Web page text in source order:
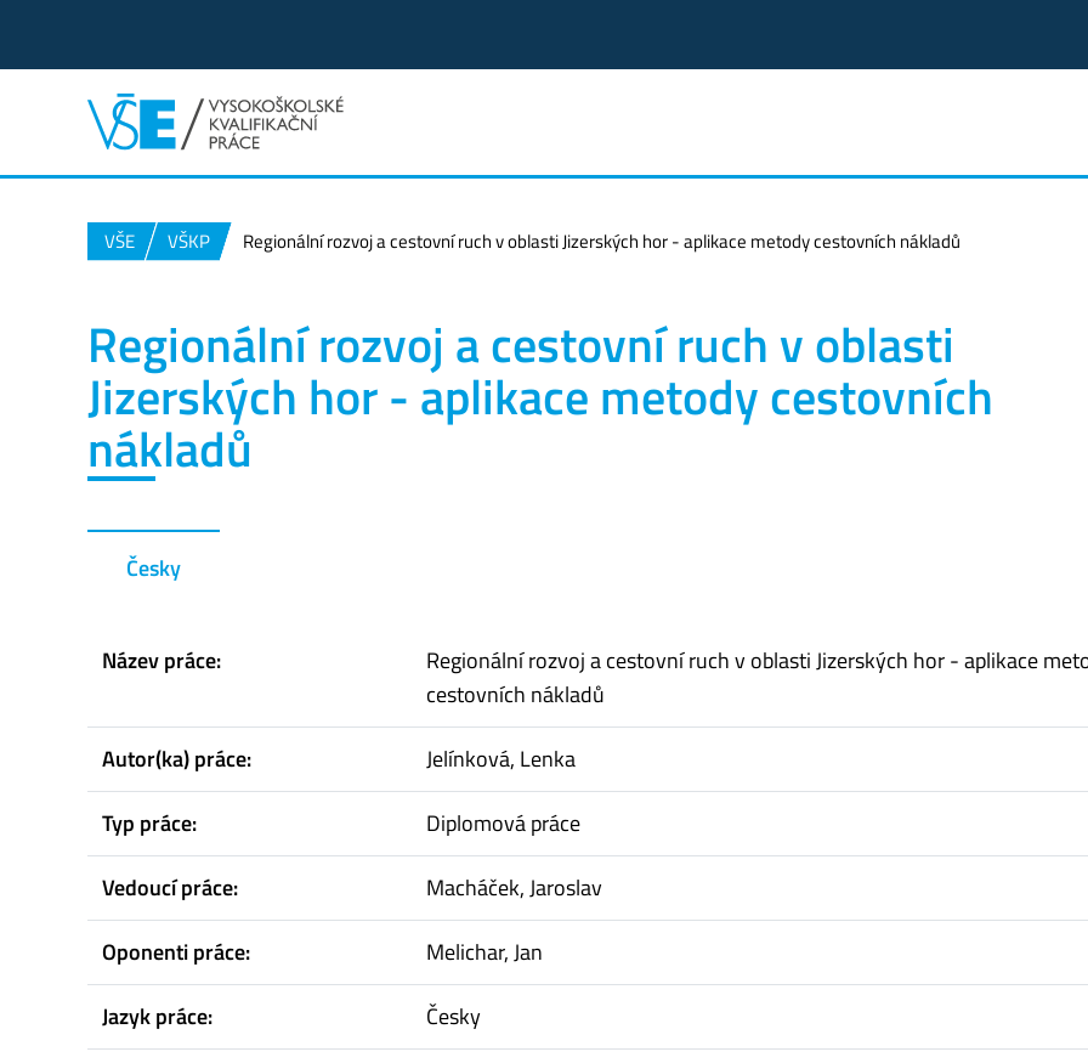
VŠE VŠKP Regionální rozvoj a cestovní ruch v oblasti Jizerských hor - aplikace metody cestovních nákladů
Regionální rozvoj a cestovní ruch v oblasti
Jizerských hor - aplikace metody cestovních
nákladů
Česky
Název práce:
Regionální rozvoj a cestovní ruch v oblasti Jizerských hor - aplikace
cestovních nákladů
Autor(ka) práce:
Jelínková, Lenka
Typ práce:
Diplomová práce
Vedoucí práce:
Macháček, Jaroslav
Oponenti práce:
Melichar, Jan
Jazyk práce:
Česky